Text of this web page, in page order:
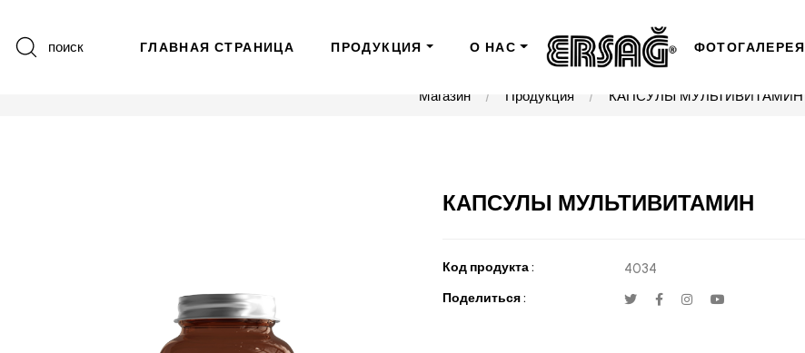
поиск ГЛАВНАЯ СТРАНИЦА ПРОДУКЦИЯ О НАС ФОТОГАЛЕРЕЯ
Магазин Продукция КАПСУЛЫ МУЛЬТИВИТАМИН
КАПСУЛЫ МУЛЬТИВИТАМИН
Код продукта : 4034
Поделиться :